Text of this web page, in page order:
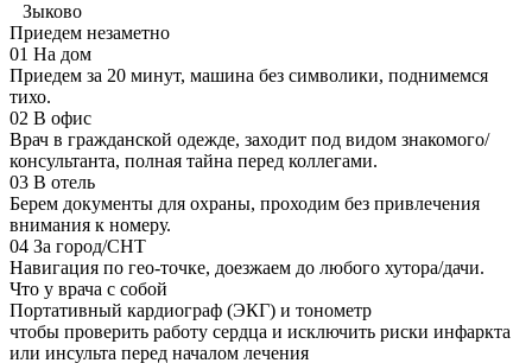
Зыково
Приедем незаметно
01 На дом
Приедем за 20 минут, машина без символики, поднимемся
тихо.
02 В офис
Врач в гражданской одежде, заходит под видом знакомого/
консультанта, полная тайна перед коллегами.
03 В отель
Берем документы для охраны, проходим без привлечения
внимания к номеру.
04 За город/СНТ
Навигация по гео-точке, доезжаем до любого хутора/дачи.
Что у врача с собой
Портативный кардиограф (ЭКГ) и тонометр
чтобы проверить работу сердца и исключить риски инфаркта
или инсульта перед началом лечения